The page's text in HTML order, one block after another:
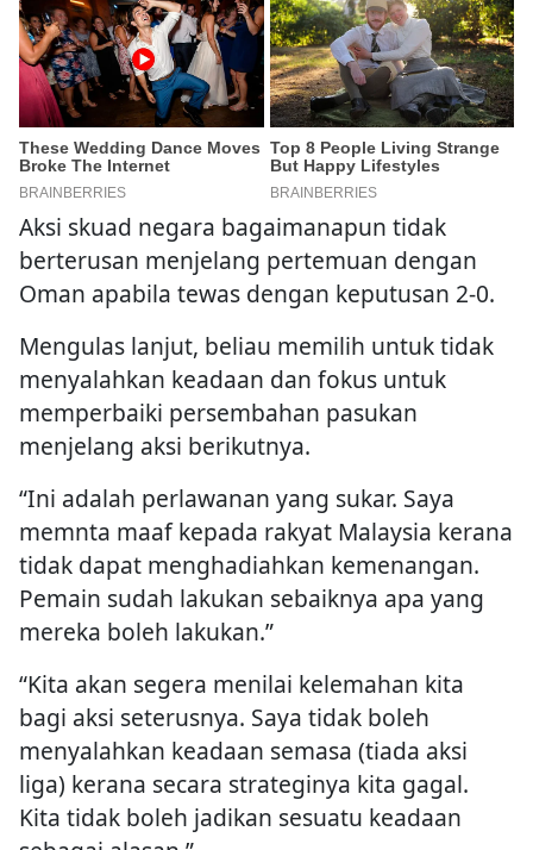
Aksi skuad negara bagaimanapun tidak
berterusan menjelang pertemuan dengan
Oman apabila tewas dengan keputusan 2-0.
Mengulas lanjut, beliau memilih untuk tidak
menyalahkan keadaan dan fokus untuk
memperbaiki persembahan pasukan
menjelang aksi berikutnya.
“Ini adalah perlawanan yang sukar. Saya
memnta maaf kepada rakyat Malaysia kerana
tidak dapat menghadiahkan kemenangan.
Pemain sudah lakukan sebaiknya apa yang
mereka boleh lakukan.”
“Kita akan segera menilai kelemahan kita
bagi aksi seterusnya. Saya tidak boleh
menyalahkan keadaan semasa (tiada aksi
liga) kerana secara strateginya kita gagal.
Kita tidak boleh jadikan sesuatu keadaan